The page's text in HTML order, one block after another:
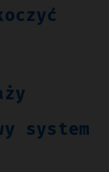
system